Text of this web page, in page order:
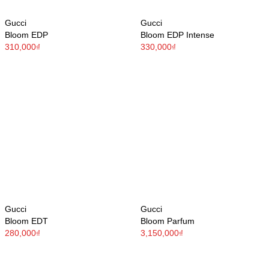
Gucci
Bloom EDP
310,000₫
Gucci
Bloom EDP Intense
330,000₫
Gucci
Bloom EDT
280,000₫
Gucci
Bloom Parfum
3,150,000₫